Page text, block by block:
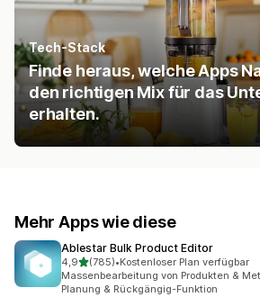
Tech-Stack
Finde heraus, welche Apps
den richtigen Mix für das
erhalten.
Mehr Apps wie diese
Ablestar Bulk Product Editor
4,9von 5 Sternen
(785)
785 Rezensionen insgesamt
•Kostenloser Plan verfügbar
Massenbearbeitung von Produkten &
Planung & Rückgängig-Funktion